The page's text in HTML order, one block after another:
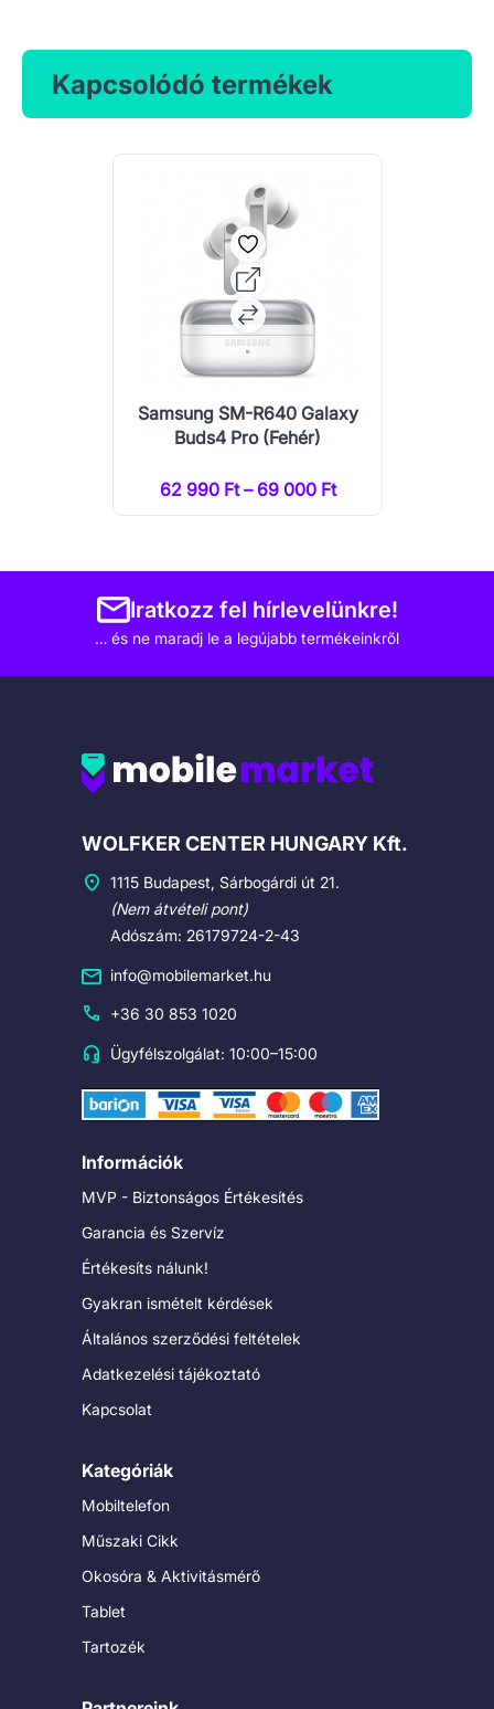
Kapcsolódó termékek
Samsung SM-R640 Galaxy
Buds4 Pro (Fehér)
62 990 Ft – 69 000 Ft
Iratkozz fel hírlevelünkre!
… és ne maradj le a legújabb termékeinkről
Cégadatok
WOLFKER CENTER HUNGARY Kft.
1115 Budapest, Sárbogárdi út 21.
(Nem átvételi pont)
Adószám: 26179724-2-43
info@mobilemarket.hu
+36 30 853 1020
Ügyfélszolgálat: 10:00–15:00
Információk
MVP - Biztonságos Értékesítés
Garancia és Szervíz
Értékesíts nálunk!
Gyakran ismételt kérdések
Általános szerződési feltételek
Adatkezelési tájékoztató
Kapcsolat
Kategóriák
Mobiltelefon
Műszaki Cikk
Okosóra & Aktivitásmérő
Tablet
Tartozék